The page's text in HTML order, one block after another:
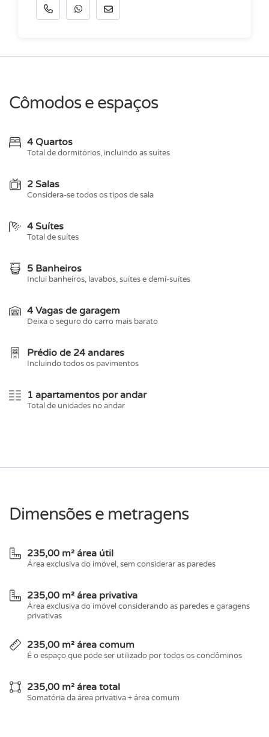
Cômodos e espaços
4 Quartos
Total de dormitórios, incluindo as suítes
2 Salas
Considera-se todos os tipos de sala
4 Suítes
Total de suítes
5 Banheiros
Inclui banheiros, lavabos, suítes e demi-suítes
4 Vagas de garagem
Deixa o seguro do carro mais barato
Prédio de 24 andares
Incluindo todos os pavimentos
1 apartamentos por andar
Total de unidades no andar
Dimensões e metragens
235,00 m² área útil
Área exclusiva do imóvel, sem considerar as paredes
235,00 m² área privativa
Área exclusiva do imóvel considerando as paredes e garagens
privativas
235,00 m² área comum
É o espaço que pode ser utilizado por todos os condôminos
235,00 m² área total
Somatória da área privativa + área comum